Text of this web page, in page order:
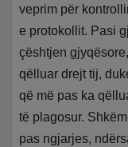
veprim për
e protokollit. Pasi
çështjen
qëlluar drejt tij,
që më pas ka
të plagosur.
pas ngjarjes,